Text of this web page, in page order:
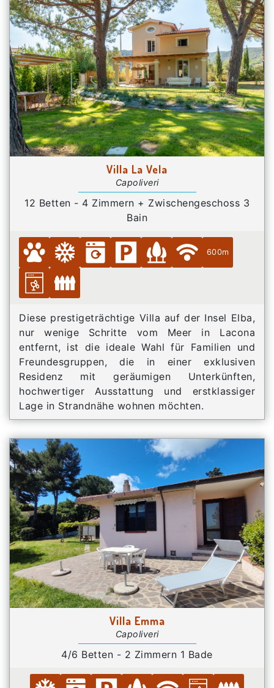
Villa La Vela
Capoliveri
12 Betten - 4 Zimmern + Zwischengeschoss 3
Bain
600m
Diese prestigeträchtige Villa auf der Insel Elba,
nur wenige Schritte vom Meer in Lacona
entfernt, ist die ideale Wahl für Familien und
Freundesgruppen, die in einer exklusiven
Residenz mit geräumigen Unterkünften,
hochwertiger Ausstattung und erstklassiger
Lage in Strandnähe wohnen möchten.
Villa Emma
Capoliveri
4/6 Betten - 2 Zimmern 1 Bade